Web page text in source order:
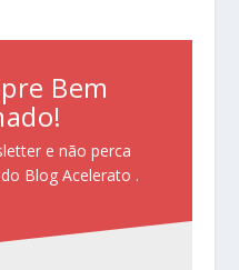
Bem
e não perca
Blog Acelerato .